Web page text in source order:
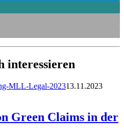
interessieren
13.11.2023
Green Claims in der